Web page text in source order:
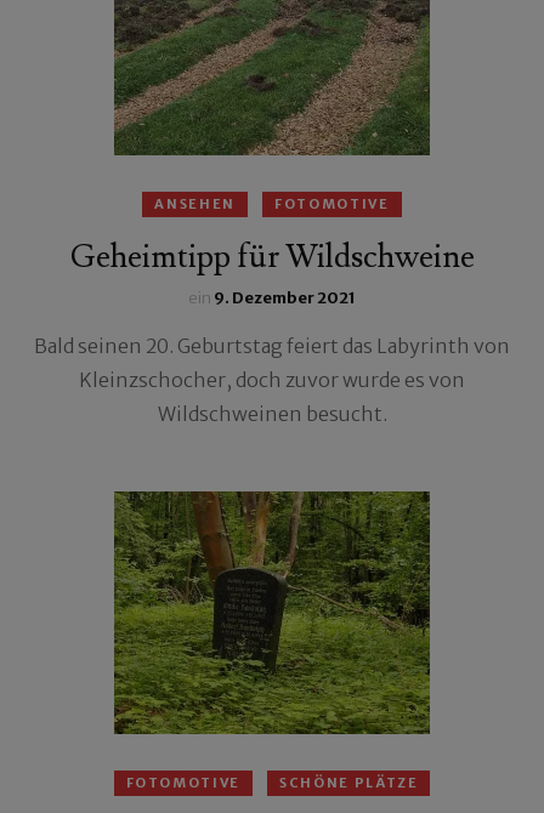
ANSEHEN FOTOMOTIVE
Geheimtipp für Wildschweine
ein 9. Dezember 2021
Bald seinen 20. Geburtstag feiert das Labyrinth von
Kleinzschocher, doch zuvor wurde es von
Wildschweinen besucht.
FOTOMOTIVE SCHÖNE PLÄTZE